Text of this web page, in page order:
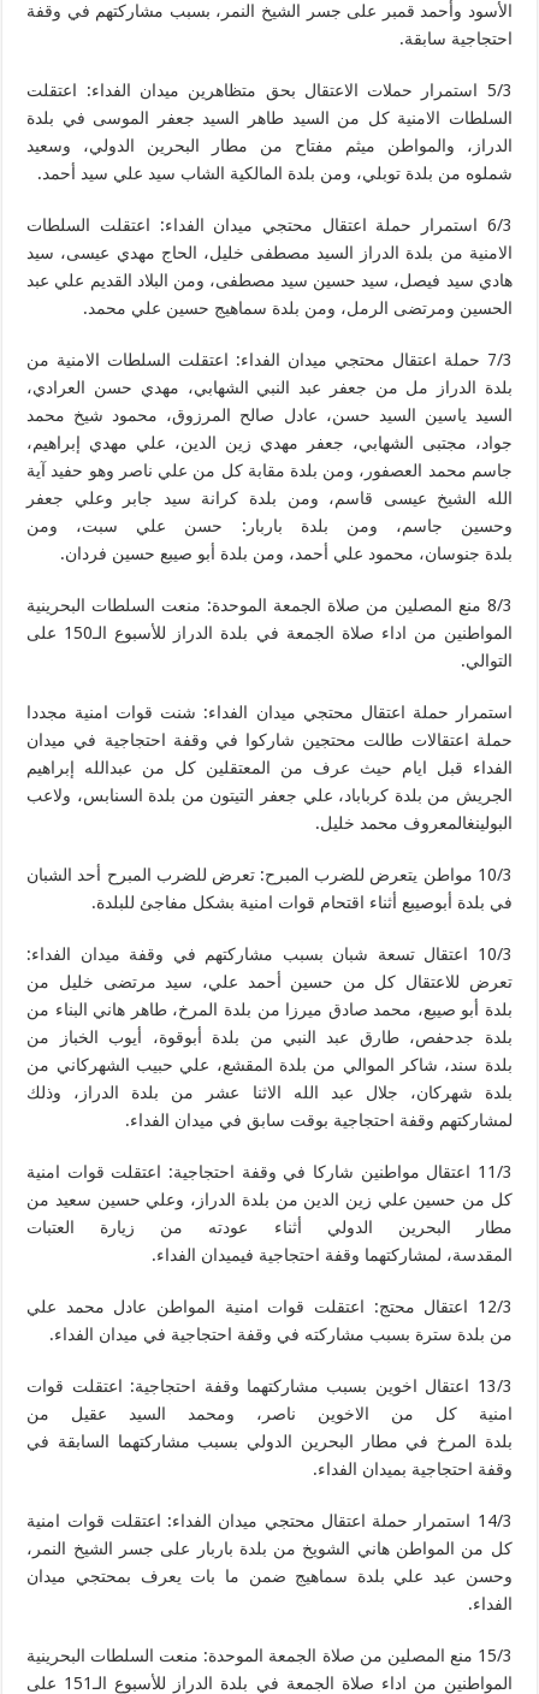
الأسود وأحمد قمبر على جسر الشيخ النمر، بسبب مشاركتهم في وقفة
احتجاجية سابقة.
5/3 استمرار حملات الاعتقال بحق متظاهرين ميدان الفداء: اعتقلت
السلطات الامنية كل من السيد طاهر السيد جعفر الموسى في بلدة
الدراز، والمواطن ميثم مفتاح من مطار البحرين الدولي، وسعيد
شملوه من بلدة توبلي، ومن بلدة المالكية الشاب سيد علي سيد أحمد.
6/3 استمرار حملة اعتقال محتجي ميدان الفداء: اعتقلت السلطات
الامنية من بلدة الدراز السيد مصطفى خليل، الحاج مهدي عيسى، سيد
هادي سيد فيصل، سيد حسين سيد مصطفى، ومن البلاد القديم علي عبد
الحسين ومرتضى الرمل، ومن بلدة سماهيج حسين علي محمد.
7/3 حملة اعتقال محتجي ميدان الفداء: اعتقلت السلطات الامنية من
بلدة الدراز مل من جعفر عبد النبي الشهابي، مهدي حسن العرادي،
السيد ياسين السيد حسن، عادل صالح المرزوق، محمود شيخ محمد
جواد، مجتبى الشهابي، جعفر مهدي زين الدين، علي مهدي إبراهيم،
جاسم محمد العصفور، ومن بلدة مقابة كل من علي ناصر وهو حفيد آية
الله الشيخ عيسى قاسم، ومن بلدة كرانة سيد جابر وعلي جعفر
وحسين جاسم، ومن بلدة باربار: حسن علي سبت، ومن
بلدة جنوسان، محمود علي أحمد، ومن بلدة أبو صيبع حسين فردان.
8/3 منع المصلين من صلاة الجمعة الموحدة: منعت السلطات البحرينية
المواطنين من اداء صلاة الجمعة في بلدة الدراز للأسبوع الـ150 على
التوالي.
استمرار حملة اعتقال محتجي ميدان الفداء: شنت قوات امنية مجددا
حملة اعتقالات طالت محتجين شاركوا في وقفة احتجاجية في ميدان
الفداء قبل ايام حيث عرف من المعتقلين كل من عبدالله إبراهيم
الجريش من بلدة كرباباد، علي جعفر التيتون من بلدة السنابس، ولاعب
البولينغالمعروف محمد خليل.
10/3 مواطن يتعرض للضرب المبرح: تعرض للضرب المبرح أحد الشبان
في بلدة أبوصيبع أثناء اقتحام قوات امنية بشكل مفاجئ للبلدة.
10/3 اعتقال تسعة شبان بسبب مشاركتهم في وقفة ميدان الفداء:
تعرض للاعتقال كل من حسين أحمد علي، سيد مرتضى خليل من
بلدة أبو صيبع، محمد صادق ميرزا من بلدة المرخ، طاهر هاني البناء من
بلدة جدحفص، طارق عبد النبي من بلدة أبوقوة، أيوب الخباز من
بلدة سند، شاكر الموالي من بلدة المقشع، علي حبيب الشهركاني من
بلدة شهركان، جلال عبد الله الاثنا عشر من بلدة الدراز، وذلك
لمشاركتهم وقفة احتجاجية بوقت سابق في ميدان الفداء.
11/3 اعتقال مواطنين شاركا في وقفة احتجاجية: اعتقلت قوات امنية
كل من حسين علي زين الدين من بلدة الدراز، وعلي حسين سعيد من
مطار البحرين الدولي أثناء عودته من زيارة العتبات
المقدسة، لمشاركتهما وقفة احتجاجية فيميدان الفداء.
12/3 اعتقال محتج: اعتقلت قوات امنية المواطن عادل محمد علي
من بلدة سترة بسبب مشاركته في وقفة احتجاجية في ميدان الفداء.
13/3 اعتقال اخوين بسبب مشاركتهما وقفة احتجاجية: اعتقلت قوات
امنية كل من الاخوين ناصر، ومحمد السيد عقيل من
بلدة المرخ في مطار البحرين الدولي بسبب مشاركتهما السابقة في
وقفة احتجاجية بميدان الفداء.
14/3 استمرار حملة اعتقال محتجي ميدان الفداء: اعتقلت قوات امنية
كل من المواطن هاني الشويخ من بلدة باربار على جسر الشيخ النمر،
وحسن عبد علي بلدة سماهيج ضمن ما بات يعرف بمحتجي ميدان
الفداء.
15/3 منع المصلين من صلاة الجمعة الموحدة: منعت السلطات البحرينية
المواطنين من اداء صلاة الجمعة في بلدة الدراز للأسبوع الـ151 على